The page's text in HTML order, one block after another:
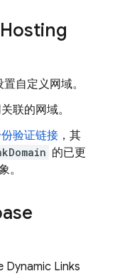
置自定义网域。
联的网域。
验证链接 ，其
的已更
。
Dynamic Links